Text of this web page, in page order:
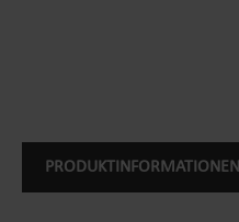
PRODUKTINFORMATIONEN